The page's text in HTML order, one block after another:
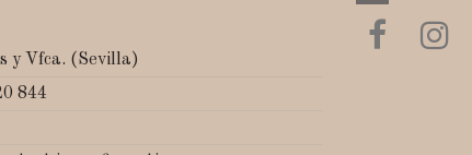
y Vfca. (Sevilla)
844